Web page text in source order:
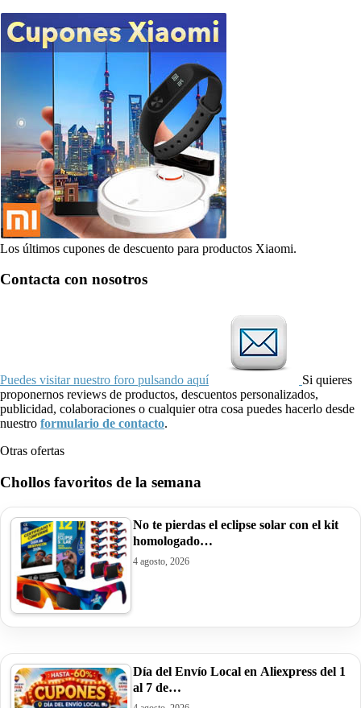
Los últimos cupones de descuento para productos Xiaomi.
Contacta con nosotros
Puedes visitar nuestro foro pulsando aquí
Si quieres
proponernos reviews de productos, descuentos personalizados,
publicidad, colaboraciones o cualquier otra cosa puedes hacerlo desde
nuestro formulario de contacto.
Otras ofertas
Chollos favoritos de la semana
No te pierdas el eclipse solar con el kit
homologado…
4 agosto, 2026
Día del Envío Local en Aliexpress del 1
al 7 de…